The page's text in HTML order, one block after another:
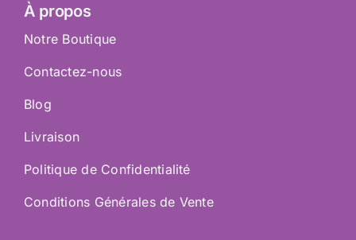
À propos
Notre Boutique
Contactez-nous
Blog
Livraison
Politique de Confidentialité
Conditions Générales de Vente